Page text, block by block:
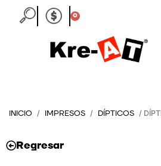
0
Carrito
INICIO / IMPRESOS / DÍPTICOS /
Regresar